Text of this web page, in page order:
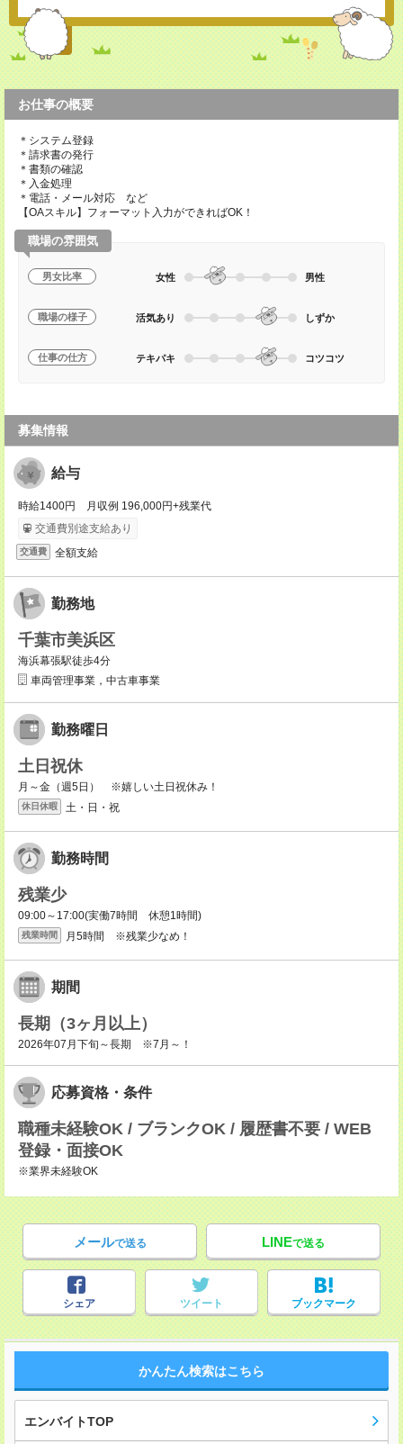
お仕事の概要
＊システム登録
＊請求書の発行
＊書類の確認
＊入金処理
＊電話・メール対応 など
【OAスキル】フォーマット入力ができればOK！
職場の雰囲気
男女比率 女性 男性
職場の様子 活気あり しずか
仕事の仕方 テキパキ コツコツ
募集情報
給与
時給1400円 月収例 196,000円+残業代
交通費別途支給あり
交通費 全額支給
勤務地
千葉市美浜区
海浜幕張駅徒歩4分
車両管理事業，中古車事業
勤務曜日
土日祝休
月～金（週5日） ※嬉しい土日祝休み！
休日休暇 土・日・祝
勤務時間
残業少
09:00～17:00(実働7時間 休憩1時間)
残業時間 月5時間 ※残業少なめ！
期間
長期（3ヶ月以上）
2026年07月下旬～長期 ※7月～！
応募資格・条件
職種未経験OK / ブランクOK / 履歴書不要 / WEB
登録・面接OK
※業界未経験OK
メールで送る LINEで送る
シェア ツイート ブックマーク
かんたん検索はこちら
エンバイトTOP